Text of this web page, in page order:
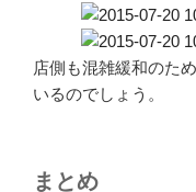
店側も混雑緩和のた
いるのでしょう。
まとめ